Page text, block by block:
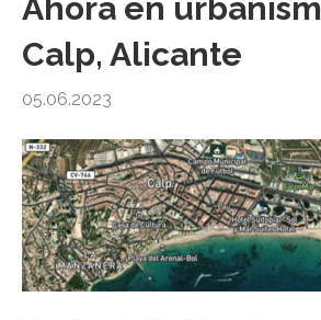
Ahora en
Calp, Alicante
05.06.2023